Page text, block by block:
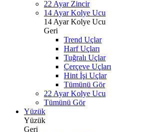
22 Ayar Zincir
14 Ayar Kolye Ucu
14 Ayar Kolye Ucu
Geri
Trend Uçlar
Harf Uçları
Tuğralı Uçlar
Çerçeve Uçları
Hint İşi Uçlar
Tümünü Gör
22 Ayar Kolye Ucu
Tümünü Gör
Yüzük
Yüzük
Geri